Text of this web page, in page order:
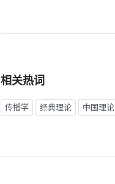
相关热词
传播学 经典理论 中国理论